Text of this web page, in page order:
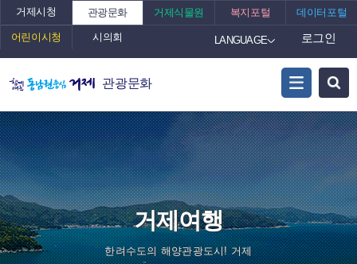
거제시청 관광문화 거제식물원 복지포털 데이터포털
어린이시청 시의회 LANGUAGE 로그인
관광문화
거제여행
한려수도의 해양관광도시! 거제